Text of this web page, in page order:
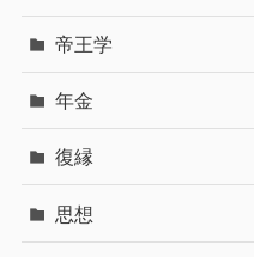
帝王学
年金
復縁
思想